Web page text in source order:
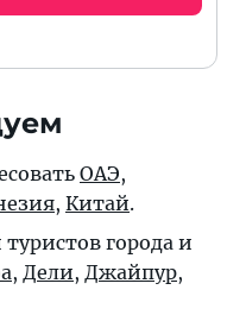
ОАЭ,
, Китай.
города и
, Дели, Джайпур,